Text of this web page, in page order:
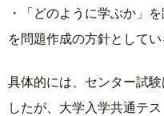
・「どのように学ぶか」
を問題作成の方針としてい
具体的には、センター試
したが、大学入学共通テ